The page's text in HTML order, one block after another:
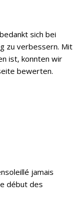
sich bei
zu verbessern. Mit
ist, konnten wir
bewerten.
jamais
début des